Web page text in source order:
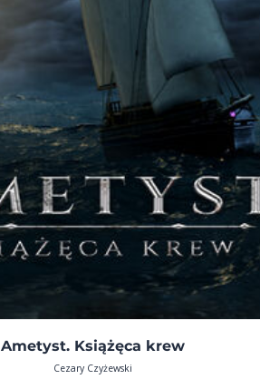
Ametyst. Książęca krew
Cezary Czyżewski